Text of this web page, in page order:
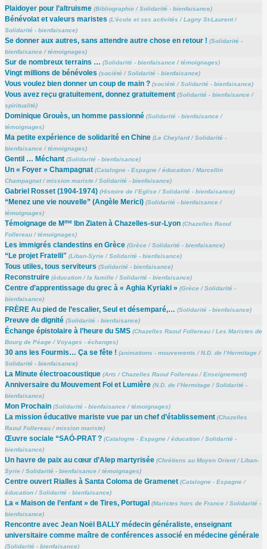
Plaidoyer pour l’altruisme (Bibliographie/Solidarité - bienfaisance)
Bénévolat et valeurs maristes (L’école et ses activités /Lagny St-Laurent/
Solidarité - bienfaisance)
Se donner aux autres, sans attendre autre chose en retour ! (Solidarité -
bienfaisance/témoignages)
Sur de nombreux terrains … (Solidarité - bienfaisance/témoignages)
Vingt millions de bénévoles (société/Solidarité - bienfaisance)
Vous voulez bien donner un coup de main ? (société/Solidarité - bienfaisance)
Vous avez reçu gratuitement, donnez gratuitement (Solidarité - bienfaisance/
spiritualité)
Dominique Grouès, un homme passionné (Solidarité - bienfaisance/
témoignages)
Ma petite expérience de solidarité en Chine (Le Cheylard/Solidarité -
bienfaisance/témoignages)
Gentil … Méchant (Solidarité - bienfaisance)
Un « Foyer » Champagnat (Catalogne - Espagne/éducation/Marcellin
Champagnat/mission mariste/Solidarité - bienfaisance)
Gabriel Rosset (1904-1974) (Histoire de l’Eglise/Solidarité - bienfaisance)
“Menez une vie nouvelle” (Angèle Merici) (Solidarité - bienfaisance/
témoignages)
Témoignage de MmeIbn Ziaten à Chazelles-sur-Lyon (Chazelles Raoul
Follereau/témoignages)
Les immigrés clandestins en Grèce (Grèce/Solidarité - bienfaisance)
“Le projet Fratelli" (Liban-Syrie/Solidarité - bienfaisance)
Tous utiles, tous serviteurs (Solidarité - bienfaisance)
Reconstruire (éducation/la famille/Solidarité - bienfaisance)
Centre d’apprentissage du grec à « Aghia Kyriaki » (Grèce/Solidarité -
bienfaisance)
FRÈRE Au pied de l’escalier, Seul et désemparé,… (Solidarité - bienfaisance)
Preuve de dignité (Solidarité - bienfaisance)
Échange épistolaire à l’heure du SMS (Chazelles Raoul Follereau/Les Maristes de
Bourg de Péage/ Voyages - échanges)
30 ans les Fourmis… Ça se fête ! (animations - mouvements /N.D. de l’Hermitage/
Solidarité - bienfaisance)
La Minute électroacoustique (Arts /Chazelles Raoul Follereau/Enseignement)
Anniversaire du Mouvement Foi et Lumière (N.D. de l’Hermitage/Solidarité -
bienfaisance)
Mon Prochain (Solidarité - bienfaisance/témoignages)
La mission éducative mariste vue par un chef d’établissement (Chazelles
Raoul Follereau/mission mariste)
Œuvre sociale “SAÓ-PRAT ? (Catalogne - Espagne/éducation/Solidarité -
bienfaisance)
Un havre de paix au cœur d’Alep martyrisée (Chrétiens au Moyen Orient/Liban-
Syrie/Solidarité - bienfaisance/témoignages)
Centre ouvert Rialles à Santa Coloma de Gramenet (Catalogne - Espagne/
éducation/Solidarité - bienfaisance)
La « Maison de l’enfant » de Tires, Portugal (Maristes hors de France/Solidarité -
bienfaisance)
Rencontre avec Jean Noël BALLY médecin généraliste, enseignant
universitaire comme maître de conférences associé en médecine générale
(Solidarité - bienfaisance)